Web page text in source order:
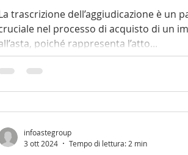
trascrizione dell’aggiudicazione è un passaggio
nel processo di acquisto di un
poiché rappresenta l’atto...
infoastegroup
3 ott 2024
Tempo di lettura: 2 min